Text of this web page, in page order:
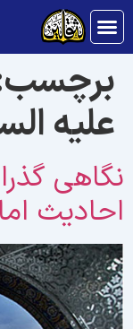
علیه
گذرا